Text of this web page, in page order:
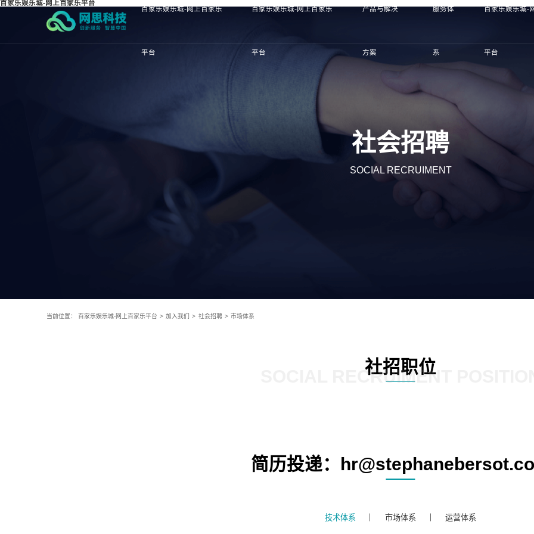
百家乐娱乐城-网上百家乐平台
百家乐娱乐城-网上百家乐
平台
百家乐娱乐城-网上百家乐
平台
产品与解决
方案
服务体
系
百家乐娱乐城-
平台
社会招聘
SOCIAL RECRUIMENT
当前位置： 百家乐娱乐城-网上百家乐平台 > 加入我们 > 社会招聘 > 市场体系
社招职位
SOCIAL RECRUIMENT
简历投递：
技术体系 市场体系 运营体系